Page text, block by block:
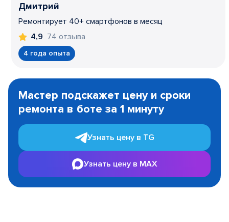
Дмитрий
Ремонтирует 40+ смартфонов в месяц
4,9 74 отзыва
4 года опыта
1
Мастер подскажет цену и сроки
ремонта в боте за 1 минуту
Узнать цену в TG
Узнать цену в MAX